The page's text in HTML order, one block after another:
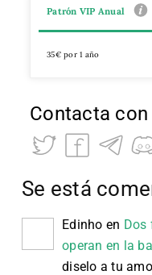
Patrón VIP Anual
35€ por 1 año
Contacta
Se está
Edinho en Dos
operan en la
diselo a tu